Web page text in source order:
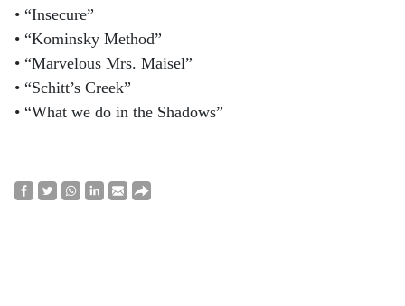
• “Insecure”
• “Kominsky Method”
• “Marvelous Mrs. Maisel”
• “Schitt’s Creek”
• “What we do in the Shadows”